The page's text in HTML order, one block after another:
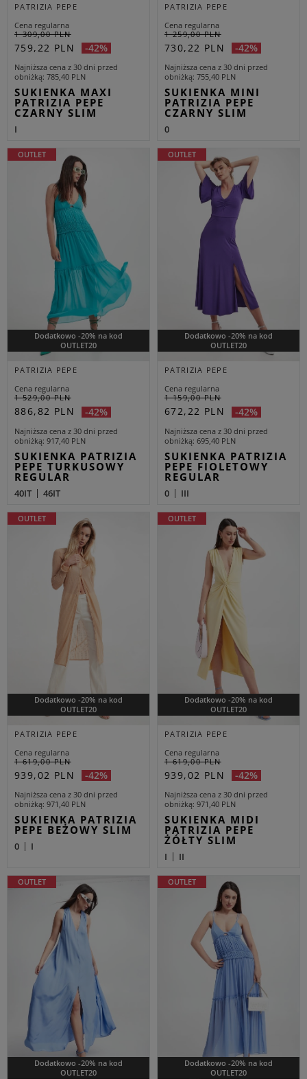
PATRIZIA PEPE
Cena regularna
1 309,00 PLN
759,22 PLN -42%
Najniższa cena z 30 dni przed
obniżką 785,40 PLN
SUKIENKA MAXI
PATRIZIA PEPE
CZARNY SLIM
I
PATRIZIA PEPE
Cena regularna
1 259,00 PLN
730,22 PLN -42%
Najniższa cena z 30 dni przed
obniżką 755,40 PLN
SUKIENKA MINI
PATRIZIA PEPE
CZARNY SLIM
0
Dodatkowo -20% na kod
OUTLET20
OUTLET
PATRIZIA PEPE
Cena regularna
1 529,00 PLN
886,82 PLN -42%
Najniższa cena z 30 dni przed
obniżką 917,40 PLN
SUKIENKA PATRIZIA
PEPE TURKUSOWY
REGULAR
40IT 46IT
Dodatkowo -20% na kod
OUTLET20
OUTLET
PATRIZIA PEPE
Cena regularna
1 159,00 PLN
672,22 PLN -42%
Najniższa cena z 30 dni przed
obniżką 695,40 PLN
SUKIENKA PATRIZIA
PEPE FIOLETOWY
REGULAR
0 III
Dodatkowo -20% na kod
OUTLET20
OUTLET
PATRIZIA PEPE
Cena regularna
1 619,00 PLN
939,02 PLN -42%
Najniższa cena z 30 dni przed
obniżką 971,40 PLN
SUKIENKA PATRIZIA
PEPE BEŻOWY SLIM
0 I
Dodatkowo -20% na kod
OUTLET20
OUTLET
PATRIZIA PEPE
Cena regularna
1 619,00 PLN
939,02 PLN -42%
Najniższa cena z 30 dni przed
obniżką 971,40 PLN
SUKIENKA MIDI
PATRIZIA PEPE
ŻÓŁTY SLIM
I II
Dodatkowo -20% na kod
OUTLET20
OUTLET
Dodatkowo -20% na kod
OUTLET20
OUTLET